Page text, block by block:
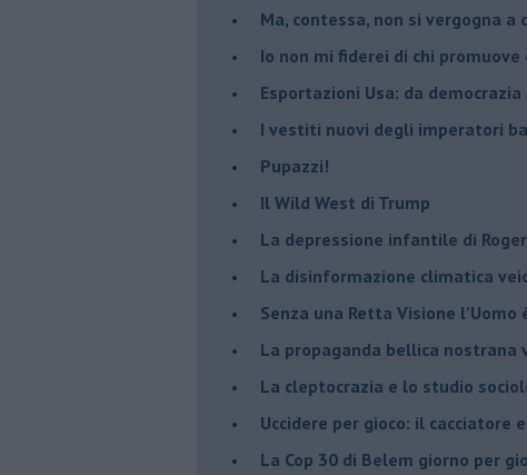
​Ma, contessa, non si vergogna a
​Io non mi fiderei di chi
Esportazioni Usa: da
​I vestiti nuovi degli imperatori
​Pupazzi!
​Il Wild West di Trump
​La depressione infantile di
​La disinformazione climatica
Senza una Retta Visione l’Uomo
​La propaganda bellica nostrana
​La cleptocrazia e lo studio
​Uccidere per gioco: il cacciatore
​La Cop 30 di Belem giorno per